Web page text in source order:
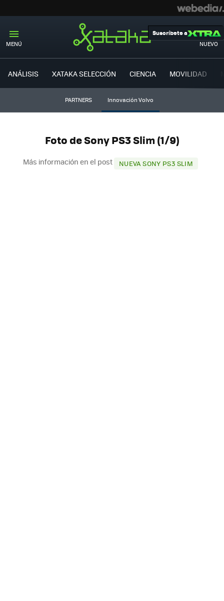
MENÚ NUEVO
Suscríbete a
ANÁLISIS XATAKA SELECCIÓN CIENCIA MOVILIDAD
PARTNERS Innovación Volvo
Foto de Sony PS3 Slim (1/9)
Más información en el post NUEVA SONY PS3 SLIM